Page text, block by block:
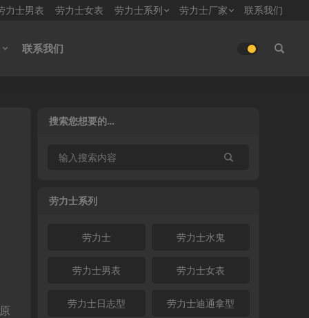
力士男表 劳力士女表 劳力士系列 劳力士厂家 联系我们
联系我们
搜索您想要的…
劳力士系列
劳力士 劳力士水鬼
劳力士男表 劳力士女表
劳力士日志型 劳力士迪通拿型